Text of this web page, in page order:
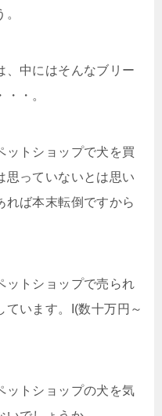
、中にはそんなブリー
・。
ットショップで犬を買
思っていないとは思い
れば本末転倒ですから
ットショップで売られ
ています。I(数十万円～
ットショップの犬を気